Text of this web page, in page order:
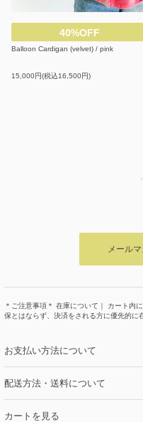
40%OFF
Balloon Cardigan (velvet) / pink
15,000円(税込16,500円)
メール
＊ご注意事項＊ 在庫について｜ カート内
保とはならず、決済をされる方に優先的に
お支払い方法について
配送方法・送料について
カートを見る